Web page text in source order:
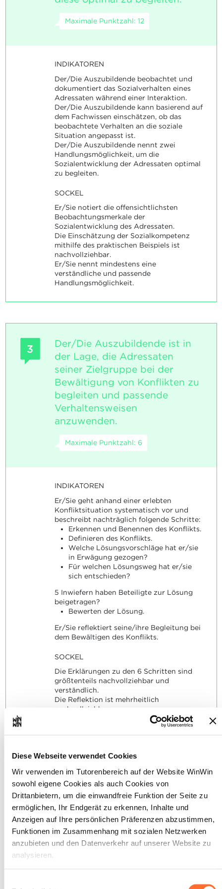
Diese Webseite verwendet Cookies
Wir verwenden im Tutorenbereich auf der Website WinWin
sowohl eigene Cookies als auch Cookies von
Drittanbietern, um die einwandfreie Funktion der Seite zu
ermöglichen, Ihr Endgerät zu erkennen, Inhalte und
Anzeigen auf Ihre persönlichen Präferenzen abzustimmen,
Funktionen im Zusammenhang mit sozialen Netzwerken
anzubieten und den Datenverkehr auf unserer Website zu
analysieren.
Maximale Punktzahl: 12
INDIKATOREN
Der/Die Auszubildende beobachtet und
dokumentiert das Sozialverhalten eines
Adressaten während einer Interaktion.
Der/Die Auszubildende kann basierend auf
dem Fachwissen einschätzen, ob das
beobachtete Verhalten an die soziale
Situation angepasst ist.
Der/Die Auszubildende nennt zwei
Handlungsmöglichkeit, um die
Sozialentwicklung der Adressaten optimal
zu begleiten.
SOCKEL
Er/Sie notiert die offensichtlichsten
Beobachtungsmerkale der
Sozialentwicklung des Adressaten.
Die Einschätzung der Sozialkompetenz
mithilfe des praktischen Beispiels ist
nachvollziehbar.
Er/Sie nennt mindestens eine
verständliche und passende
Handlungsmöglichkeit.
3
Der/Die Auszubildende ist in
der Lage, die Adressaten
seiner Zielgruppe bei der
Bewältigung von Konflikten zu
begleiten und passende
Verhaltensweisen
anzuwenden.
Maximale Punktzahl: 6
INDIKATOREN
Er/Sie geht anhand einer erlebten
Konfliktsituation systematisch vor und
beschreibt nachträglich folgende Schritte:
Erkennen und Benennen des Konflikts.
Definieren des Konflikts.
Welche Lösungsvorschläge hat er/sie
in Erwägung gezogen?
Für welchen Lösungsweg hat er/sie
sich entschieden?
5 Inwiefern haben Beteiligte zur Lösung
beigetragen?
Bewerten der Lösung.
Er/Sie reflektiert seine/ihre Begleitung bei
dem Bewältigen des Konflikts.
SOCKEL
Die Erklärungen zu den 6 Schritten sind
größtenteils nachvollziehbar und
verständlich.
Die Reflektion ist mehrheitlich
nachvollziehbar.
4
Der/Die Auszubildende ist in
der Lage, Informationen über
seine/ihre Adressatengruppe
zu sammeln, die
Gruppendynamik der
Adressatengruppe zu
reflektieren und